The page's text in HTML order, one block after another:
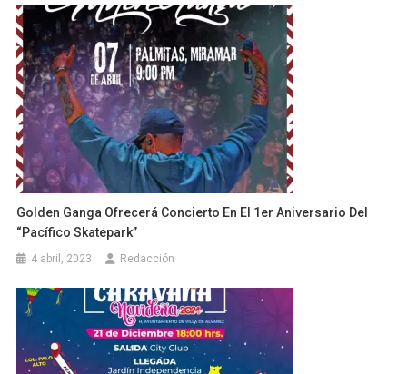
Golden Ganga Ofrecerá Concierto En El 1er Aniversario Del
“Pacífico Skatepark”
4 abril, 2023 Redacción